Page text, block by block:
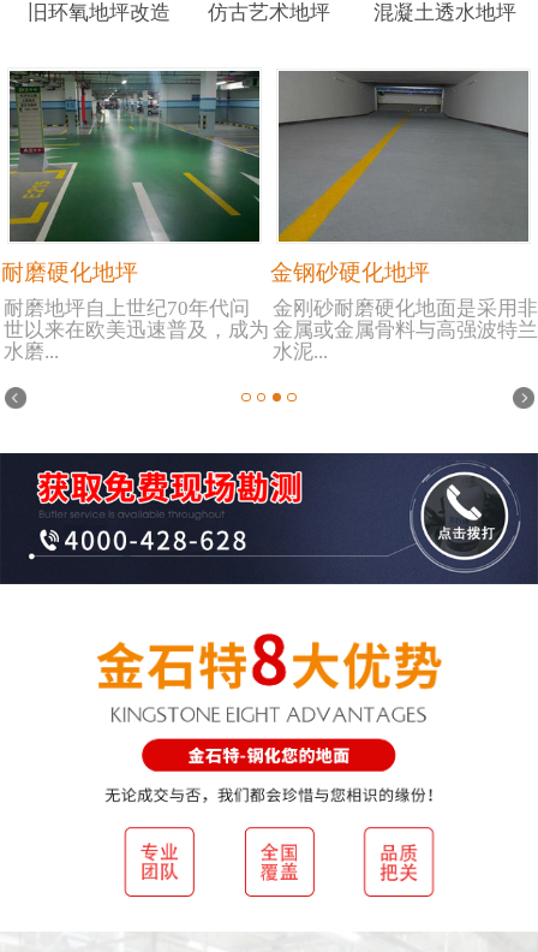
旧环氧地坪改造
仿古艺术地坪 混凝土透水地坪
耐磨硬化地坪
耐磨地坪自上世纪70年代问
世以来在欧美迅速普及，成为
水磨...
金钢砂硬化地坪
金刚砂耐磨硬化地面是采用非
金属或金属骨料与高强波特兰
水泥...